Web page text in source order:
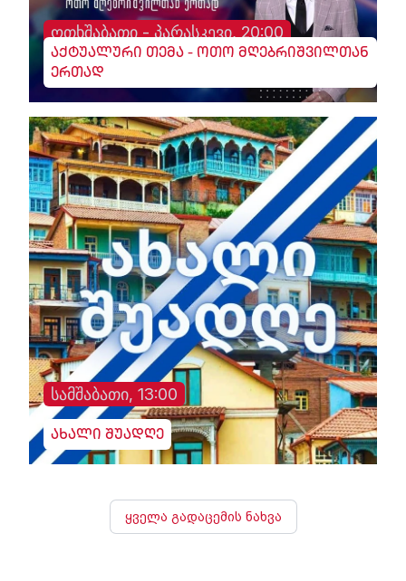
ოთხშაბათი - პარასკევი, 20:00
აქტუალური თემა - ოთო მღებრიშვილთან
ერთად
სამშაბათი, 13:00
ახალი შუადღე
ყველა გადაცემის ნახვა